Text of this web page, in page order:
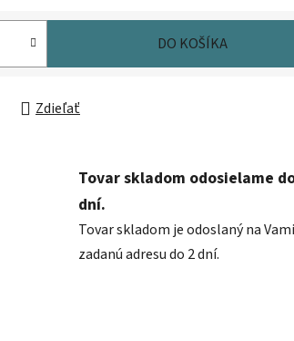
DO KOŠÍKA
Zdieľať
Tovar skladom odosielame
dní.
Tovar skladom je odoslaný na Vami
zadanú adresu do 2 dní.